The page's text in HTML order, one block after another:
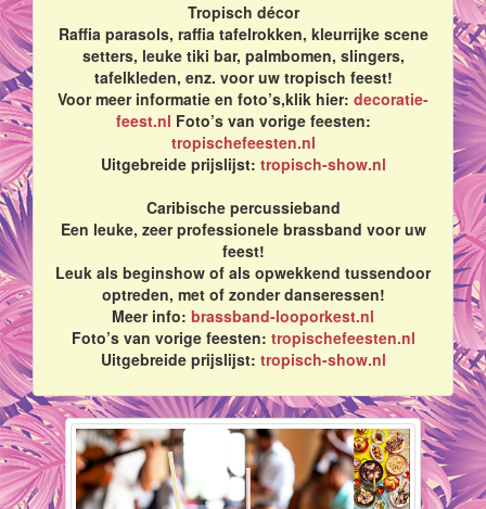
Tropisch décor
Raffia parasols, raffia tafelrokken, kleurrijke scene
setters, leuke tiki bar, palmbomen, slingers,
tafelkleden, enz. voor uw tropisch feest!
Voor meer informatie en foto’s,klik hier: decoratie-
feest.nl Foto’s van vorige feesten:
tropischefeesten.nl
Uitgebreide prijslijst: tropisch-show.nl
Caribische percussieband
Een leuke, zeer professionele brassband voor uw
feest!
Leuk als beginshow of als opwekkend tussendoor
optreden, met of zonder danseressen!
Meer info: brassband-looporkest.nl
Foto’s van vorige feesten: tropischefeesten.nl
Uitgebreide prijslijst: tropisch-show.nl